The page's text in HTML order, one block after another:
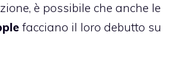
è possibile che anche le
facciano il loro debutto su